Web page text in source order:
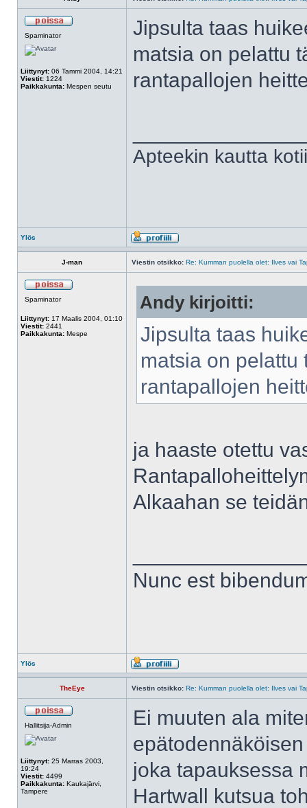
Spaminator
Liittynyt: 06 Tammi 2004, 14:21
Viestit: 1224
Paikkakunta: Mespen seutu
Jipsulta taas
matsia on pelattu
rantapallojen
Apteekin kautta
Ylös
J-man Viestin otsikko: Re: Kumman puolella olet: Ilves vai
Spaminator
Liittynyt: 17 Maalis 2004, 01:10
Viestit: 2441
Paikkakunta: Mespe
Andy kirjoitti:
Jipsulta taas
matsia on pelattu
rantapallojen
ja haaste otettu
Alkaahan se
Nunc est
Ylös
TheEye Viestin otsikko: Re: Kumman puolella olet: Ilves vai
Hallitsija-Admin
Liittynyt: 25 Marras 2003,
19:24
Viestit: 4499
Paikkakunta: Kaukajärvi,
Tampere
Ei muuten ala
joka tapauksessa
Hartwall kutsua